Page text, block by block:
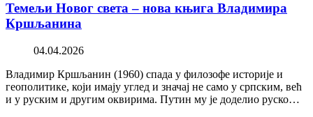
Темељи Новог света – нова књига Владимира
Кршљанина
04.04.2026
Владимир Кршљанин (1960) спада у филозофе историје и
геополитике, који имају углед и значај не само у српским, већ
и у руским и другим оквирима. Путин му је доделио руско…